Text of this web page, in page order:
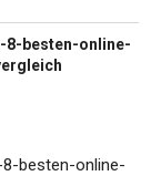
8-besten-online-
besten-online-